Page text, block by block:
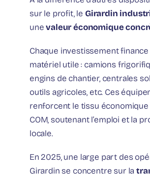
sur le profit, le Girardin
unevaleur économique
Chaque investissement finance
matériel utile : camions
engins de chantier, centrales
outils agricoles, etc. Ces
renforcent le tissu économique
COM, soutenant l’emploi et la
locale.
En 2025, une large part des
Girardin se concentre sur la